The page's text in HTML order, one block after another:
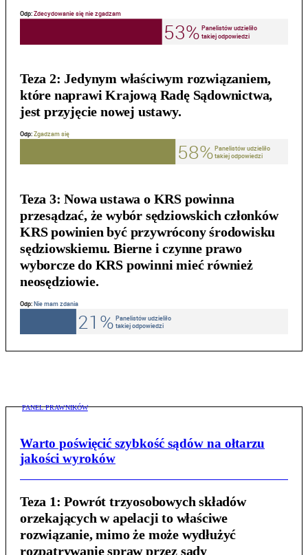
Teza 2: Jedynym właściwym rozwiązaniem,
które naprawi Krajową Radę Sądownictwa,
jest przyjęcie nowej ustawy.
Teza 3: Nowa ustawa o KRS powinna
przesądzać, że wybór sędziowskich członków
KRS powinien być przywrócony środowisku
sędziowskiemu. Bierne i czynne prawo
wyborcze do KRS powinni mieć również
neosędziowie.
PANEL PRAWNIKÓW
Warto poświęcić szybkość sądów na ołtarzu
jakości wyroków
Teza 1: Powrót trzyosobowych składów
orzekających w apelacji to właściwe
rozwiązanie, mimo że może wydłużyć
rozpatrywanie spraw przez sądy